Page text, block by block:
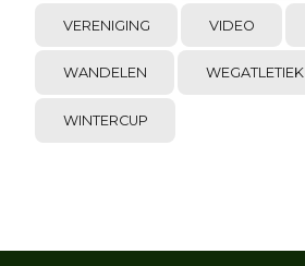
VERENIGING VIDEO
WANDELEN WEGATLETIEK
WINTERCUP